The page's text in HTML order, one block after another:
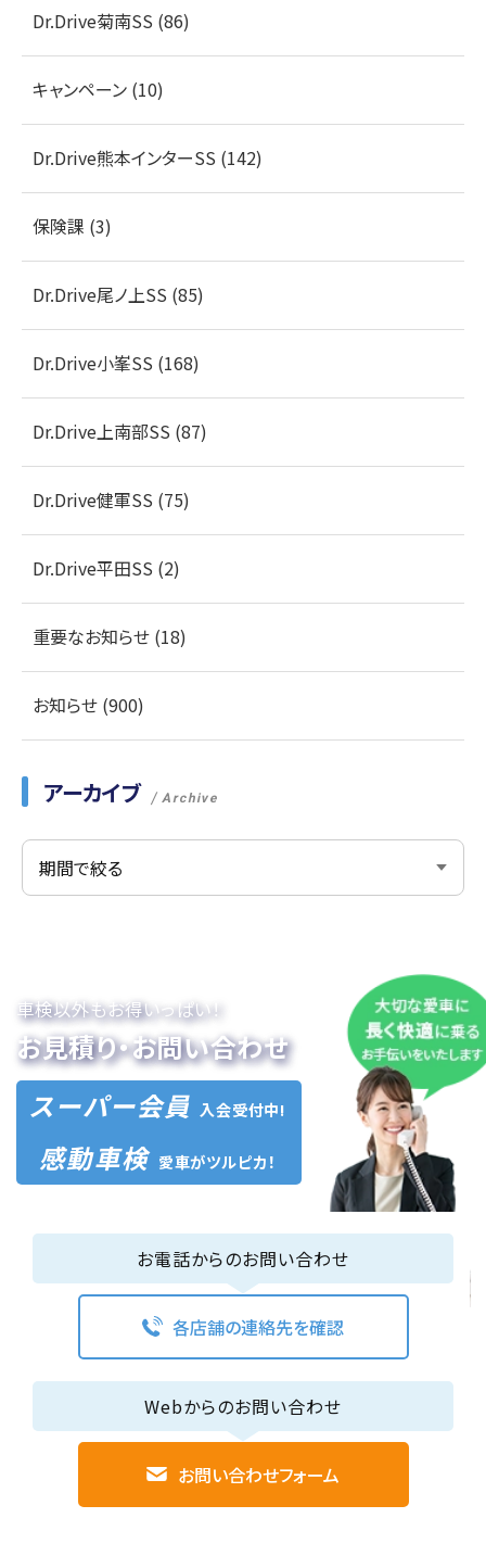
Dr.Drive菊南SS (86)
キャンペーン (10)
Dr.Drive熊本インターSS (142)
保険課 (3)
Dr.Drive尾ノ上SS (85)
Dr.Drive小峯SS (168)
Dr.Drive上南部SS (87)
Dr.Drive健軍SS (75)
Dr.Drive平田SS (2)
重要なお知らせ (18)
お知らせ (900)
アーカイブ Archive
車検以外もお得いっぱい！
お見積り・お問い合わせ
スーパー会員 入会受付中!
感動車検 愛車がツルピカ！
お電話からのお問い合わせ
各店舗の連絡先を確認
Webからのお問い合わせ
お問い合わせフォーム